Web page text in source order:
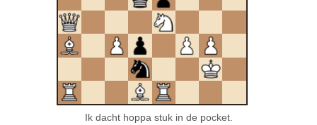
Ik dacht hoppa stuk in de pocket.